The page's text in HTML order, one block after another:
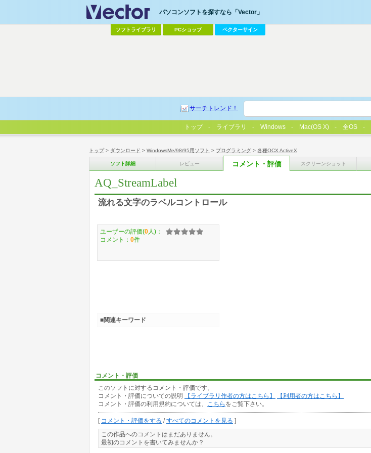
トップ> ダウンロード > WindowsMe/98/95用ソフト > プログラミング > 各種OCX ActiveX
ソフト詳細 レビュー コメント・評価 スクリーンショット
AQ_StreamLabel
流れる文字のラベルコントロール
コメント・評価
このソフトに対するコメント・評価です。
コメント・評価についての説明
【ライブラリ作者の方はこちら】
【利用者の方はこちら】
コメント・評価の利用規約については、
こちら をご覧下さい。
[ コメント・評価をする /すべてのコメントを見る ]
この作品へのコメントはまだありません。
最初のコメントを書いてみませんか？
ユーザーの評価(0 人)：
コメント： 0件
■関連キーワード
パソコンソフトを探すなら「Vector」
ソフトライブラリ PCショップ ベクターサイン
サーチトレンド！
トップ ライブラリ Windows Mac(OS X) 全OS